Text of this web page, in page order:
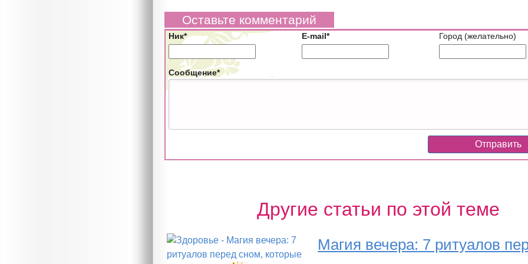
Оставьте комментарий
Ник* E-mail* Город (желательно)
Сообщение*
Другие статьи по этой теме
Магия вечера: 7 ритуалов